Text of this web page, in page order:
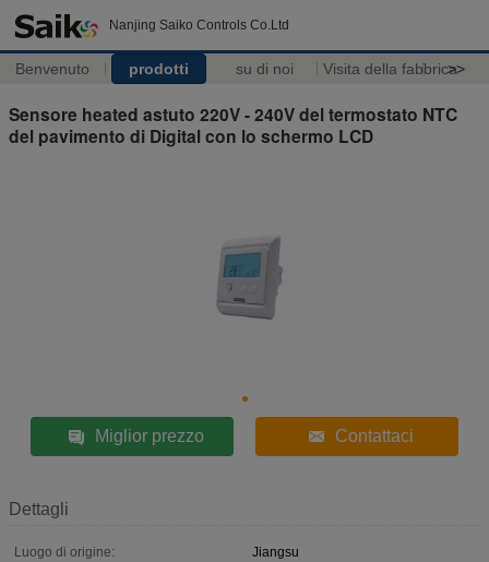
Nanjing Saiko Controls Co.Ltd
Benvenuto prodotti su di noi Visita della fabbrica>>
Sensore heated astuto 220V - 240V del termostato NTC
del pavimento di Digital con lo schermo LCD
Miglior prezzo Contattaci
Dettagli
Luogo di origine:
Jiangsu